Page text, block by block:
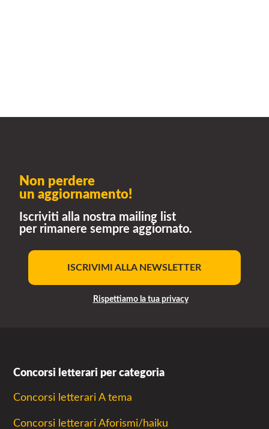
Non perdere
un aggiornamento!
Iscriviti alla nostra mailing list
per rimanere sempre aggiornato.
ISCRIVIMI ALLA NEWSLETTER
Rispettiamo la tua privacy
Concorsi letterari per categoria
Concorsi letterari A tema
Concorsi letterari Aforismi/haiku